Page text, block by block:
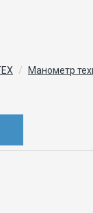
Манометр